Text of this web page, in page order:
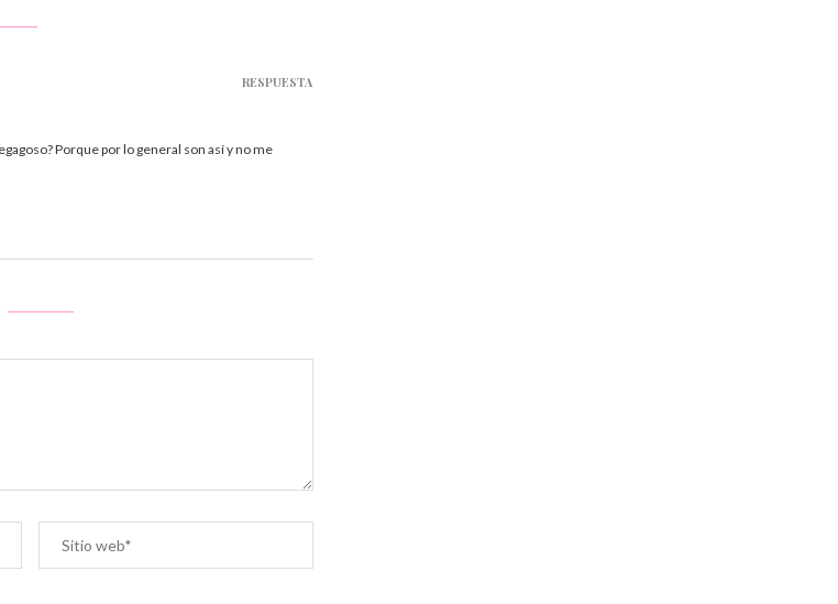
Porque por lo general son así y no me
RESPUESTA